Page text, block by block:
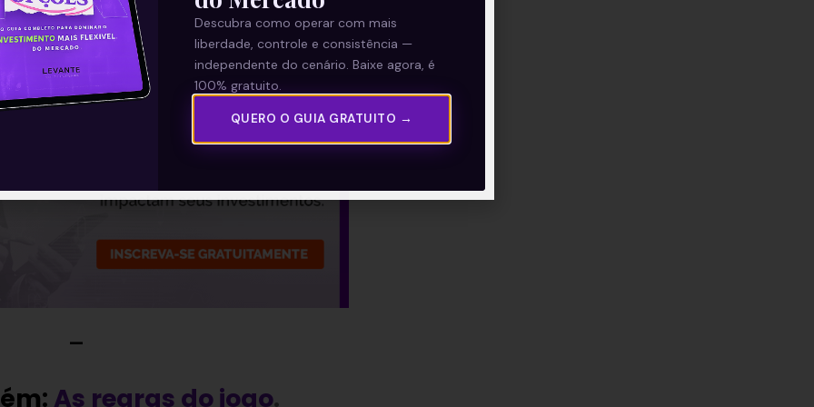
da nossa Newsletter‘E Eu
Com Isso’.
—
As regras do jogo.
Descubra como operar com mais
liberdade, controle e consistência —
independente do cenário. Baixe agora, é
100% gratuito.
QUERO O GUIA GRATUITO →